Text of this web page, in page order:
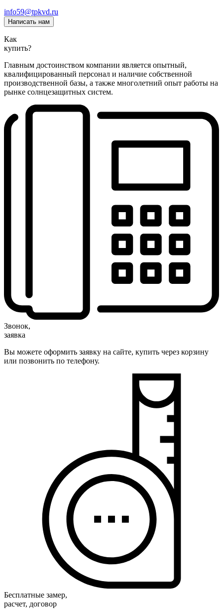
info59@tpkvd.ru
Написать нам
Как
купить?
Главным достоинством компании является опытный,
квалифицированный персонал и наличие собственной
производственной базы, а также многолетний опыт работы на
рынке солнцезащитных систем.
Звонок,
заявка
Вы можете оформить заявку на сайте, купить через корзину
или позвонить по телефону.
Бесплатные замер,
расчет, договор